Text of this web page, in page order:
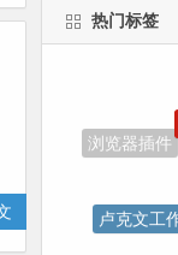
热门标签
浏览器插件